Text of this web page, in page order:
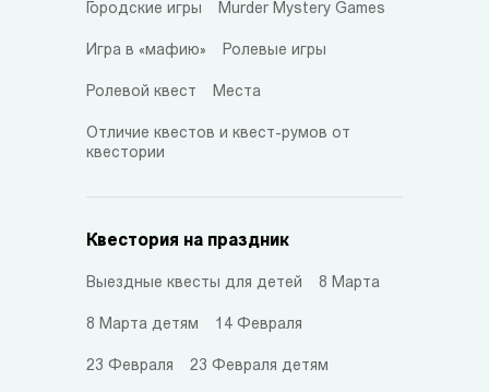
Городские игры Murder Mystery Games
Игра в «мафию» Ролевые игры
Ролевой квест Места
Отличие квестов и квест-румов от
квестории
Квестория на праздник
Выездные квесты для детей 8 Марта
8 Марта детям 14 Февраля
23 Февраля 23 Февраля детям